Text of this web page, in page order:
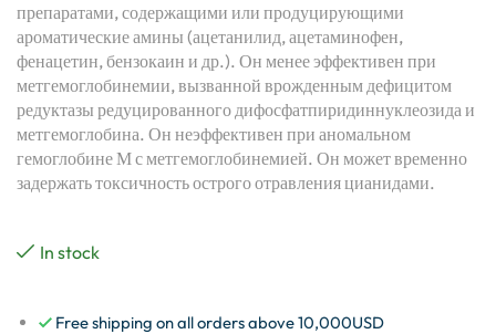
препаратами, содержащими или продуцирующими
ароматические амины (ацетанилид, ацетаминофен,
фенацетин, бензокаин и др.). Он менее эффективен при
метгемоглобинемии, вызванной врожденным дефицитом
редуктазы редуцированного дифосфатпиридиннуклеозида и
метгемоглобина. Он неэффективен при аномальном
гемоглобине М с метгемоглобинемией. Он может временно
задержать токсичность острого отравления цианидами.
In stock
Free shipping on all orders above 10,000USD